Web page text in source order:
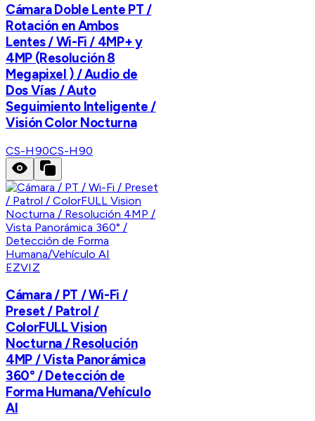
Cámara Doble Lente PT /
Rotación en Ambos
Lentes / Wi-Fi / 4MP+ y
4MP (Resolución 8
Megapixel ) / Audio de
Dos Vías / Auto
Seguimiento Inteligente /
Visión Color Nocturna
CS-H90CS-H90
EZVIZ
Cámara / PT / Wi-Fi /
Preset / Patrol /
ColorFULL Vision
Nocturna / Resolución
4MP / Vista Panorámica
360° / Detección de
Forma Humana/Vehículo
AI